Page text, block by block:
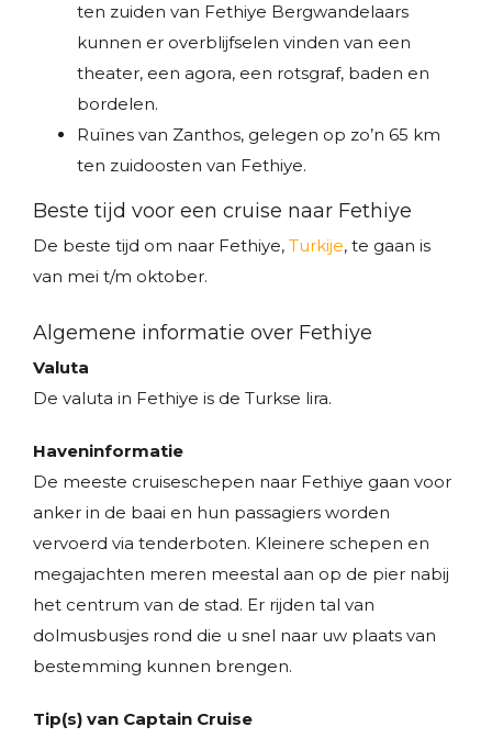
ten zuiden van Fethiye Bergwandelaars
kunnen er overblijfselen vinden van een
theater, een agora, een rotsgraf, baden en
bordelen.
Ruïnes van Zanthos, gelegen op zo’n 65 km
ten zuidoosten van Fethiye.
Beste tijd voor een cruise naar Fethiye
De beste tijd om naar Fethiye, Turkije, te gaan is
van mei t/m oktober.
Algemene informatie over Fethiye
Valuta
De valuta in Fethiye is de Turkse lira.
Haveninformatie
De meeste cruiseschepen naar Fethiye gaan voor
anker in de baai en hun passagiers worden
vervoerd via tenderboten. Kleinere schepen en
megajachten meren meestal aan op de pier nabij
het centrum van de stad. Er rijden tal van
dolmusbusjes rond die u snel naar uw plaats van
bestemming kunnen brengen.
Tip(s) van Captain Cruise